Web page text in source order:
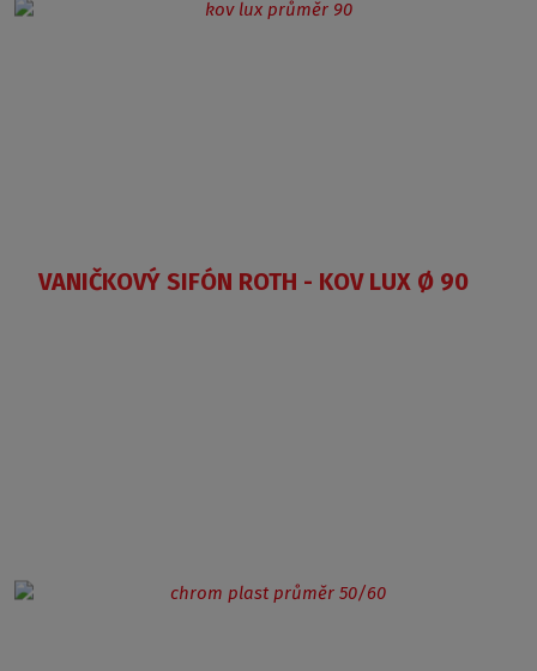
VANIČKOVÝ SIFÓN ROTH - KOV LUX Ø 90